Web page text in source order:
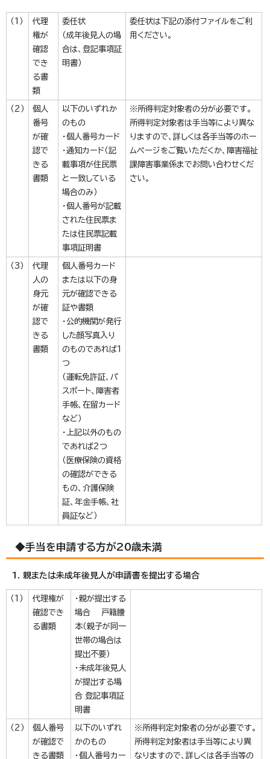
（1）
代理
権が
確認
でき
る書
類
委任状
（成年後見人の場
合は、登記事項証
明書）
委任状は下記の添付ファイルをご利
用ください。
（2）
個人
番号
が確
認で
きる
書類
以下のいずれか
のもの
・個人番号カード
・通知カード（記
載事項が住民票
と一致している
場合のみ）
・個人番号が記載
された住民票ま
たは住民票記載
事項証明書
※所得判定対象者の分が必要です。
所得判定対象者は手当等により異な
りますので、詳しくは各手当等のホー
ムページをご覧いただくか、障害福祉
課障害事業係までお問い合わせくだ
さい。
（3）
代理
人の
身元
が確
認で
きる
書類
個人番号カード
または以下の身
元が確認できる
証や書類
・公的機関が発行
した顔写真入り
のものであれば1
つ
（運転免許証、パ
スポート、障害者
手帳、在留カード
など）
・上記以外のもの
であれば2つ
（医療保険の資格
の確認ができる
もの、介護保険
証、年金手帳、社
員証など）
◆手当を申請する方が20歳未満
1. 親または未成年後見人が申請書を提出する場合
（1）
代理権が
確認でき
る書類
・親が提出する
場合 戸籍謄
本（親子が同一
世帯の場合は
提出不要）
・未成年後見人
が提出する場
合 登記事項証
明書
（2）
個人番号
が確認で
きる書類
以下のいずれ
かのもの
・個人番号カー
※所得判定対象者の分が必要です。
所得判定対象者は手当等により異
なりますので、詳しくは各手当等の